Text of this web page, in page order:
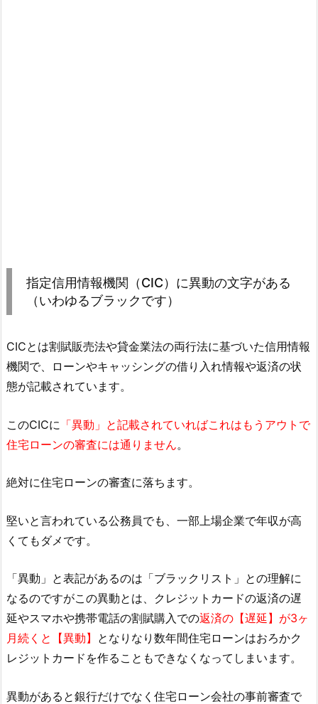
指定信用情報機関（CIC）に異動の文字がある
（いわゆるブラックです）
CICとは割賦販売法や貸金業法の両行法に基づいた信用情報
機関で、ローンやキャッシングの借り入れ情報や返済の状
態が記載されています。
このCICに 「異動」と記載されていればこれはもうアウトで
住宅ローンの審査には通りません。
絶対に住宅ローンの審査に落ちます。
堅いと言われている公務員でも、一部上場企業で年収が高
くてもダメです。
「異動」と表記があるのは「ブラックリスト」との理解に
なるのですがこの異動とは、クレジットカードの返済の遅
延やスマホや携帯電話の割賦購入での返済の【遅延】が3ヶ
月続くと【異動】 となりなり数年間住宅ローンはおろかク
レジットカードを作ることもできなくなってしまいます。
異動があると銀行だけでなく住宅ローン会社の事前審査で